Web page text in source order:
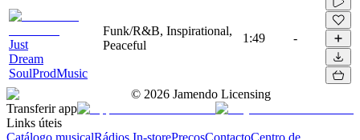
Just
Dream
SoulProdMusic
Funk/R&B, Inspirational,
Peaceful
1:49 -
© 2026 Jamendo Licensing
Transferir app
Links úteis
Catálogo musicalRádios In-storePreçosContactoCentro de